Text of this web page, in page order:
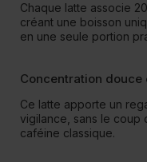
Chaque latte associe
créant une boisson
en une seule portion
Concentration douce
Ce latte apporte un
vigilance, sans le coup
caféine classique.